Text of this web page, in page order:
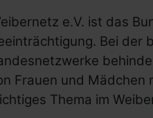
e.V. ist das
Bei der
Frauen und Mädchen
Thema im